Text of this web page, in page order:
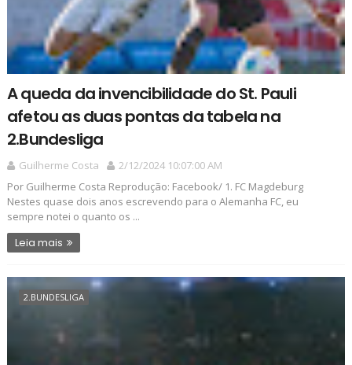
A queda da invencibilidade do St. Pauli
afetou as duas pontas da tabela na
2.Bundesliga
Guilherme Costa
2/12/2024 10:07:00 AM
Por Guilherme Costa Reprodução: Facebook/ 1. FC Magdeburg
Nestes quase dois anos escrevendo para o Alemanha FC, eu
sempre notei o quanto os ...
Leia mais
2.BUNDESLIGA